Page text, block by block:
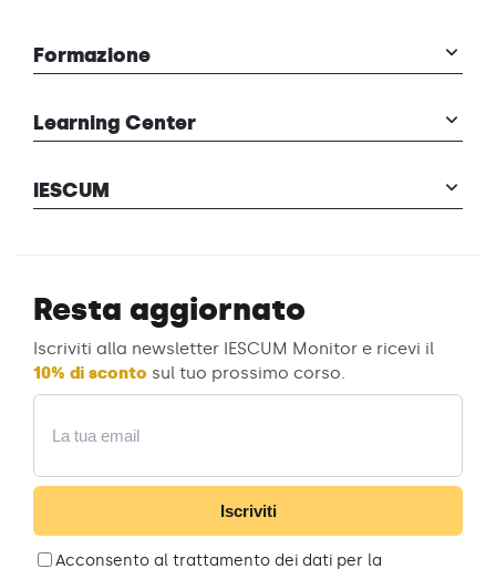
Formazione
Learning Center
IESCUM
Resta aggiornato
Iscriviti alla newsletter IESCUM Monitor e ricevi il
10% di sconto sul tuo prossimo corso.
Email
Iscriviti
Acconsento al trattamento dei dati per la